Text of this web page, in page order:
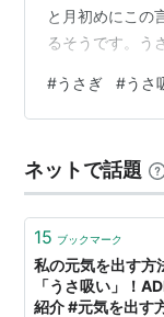
と月初めにこの
るそうです。う
事で「香りで癒
が、一番癒され
も忘れることが
ラサラ。牧草の
#うさぎ #うさ
ネットで話題
15 ブックマーク
私の元気を出す方
「うさ吸い」！
紹介 #元気を出す